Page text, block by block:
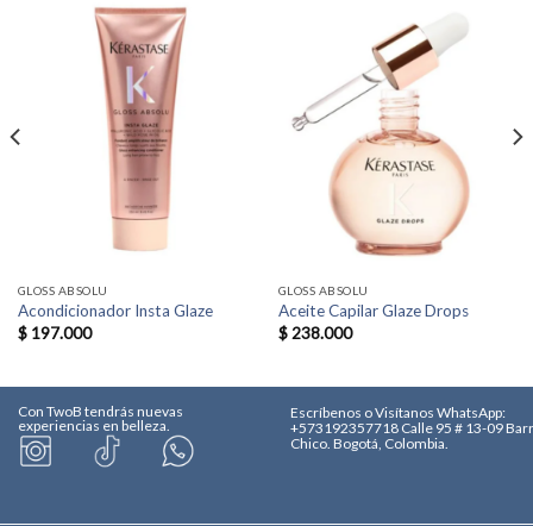
GLOSS ABSOLU
Acondicionador Insta Glaze
$197.000
GLOSS ABSOLU
Aceite Capilar Glaze Drops
$238.000
Con TwoB tendrás nuevas
experiencias en belleza.
Escríbenos o Visítanos WhatsApp:
+573192357718 Calle 95 # 13-09
Chico. Bogotá, Colombia.